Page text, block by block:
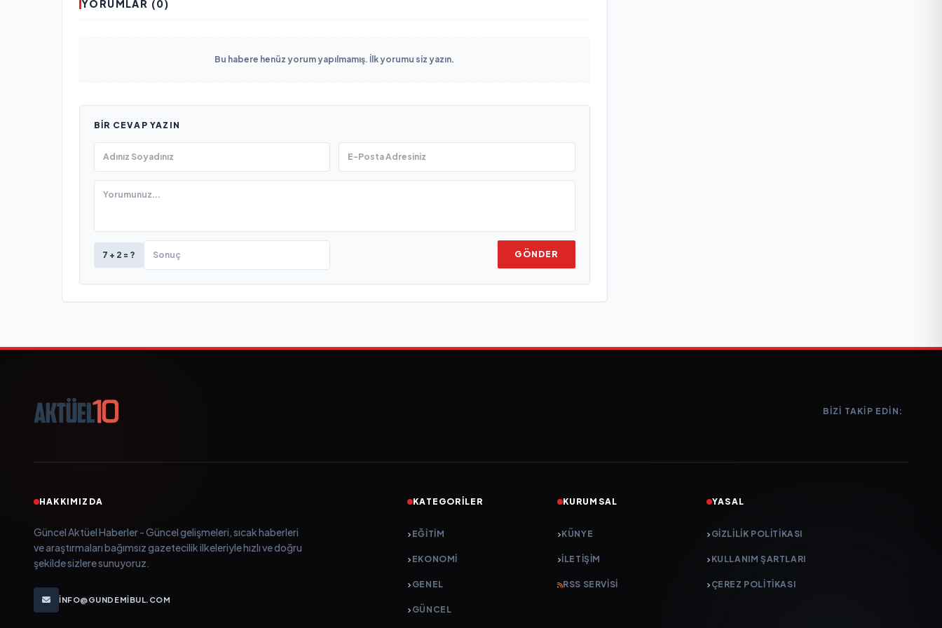
YORUMLAR (0)
Bu habere henüz yorum yapılmamış. İlk yorumu siz yazın.
BIR CEVAP YAZIN
7 + 2 = ? GÖNDER
BIZI TAKIP EDIN:
HAKKIMIZDA
Güncel Aktüel Haberler - Güncel gelişmeleri, sıcak haberleri
ve araştırmaları bağımsız gazetecilik ilkeleriyle hızlı ve doğru
şekilde sizlere sunuyoruz.
INFO@GUNDEMIBUL.COM
KATEGORILER
EĞITIM
EKONOMI
GENEL
GÜNCEL
KURUMSAL
KÜNYE
İLETIŞIM
RSS SERVISI
YASAL
GIZLILIK POLITIKASI
KULLANIM ŞARTLARI
ÇEREZ POLITIKASI